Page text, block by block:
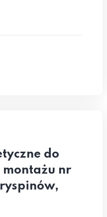
do
montażu nr